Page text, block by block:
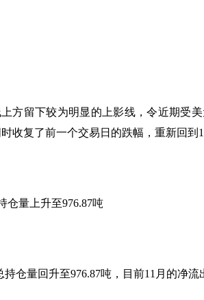
方留下较为明显的上影线，令近期受
收复了前一个交易日的跌幅，重新回到
仓量上升至976.87吨
持仓量回升至976.87吨，目前11月的净流